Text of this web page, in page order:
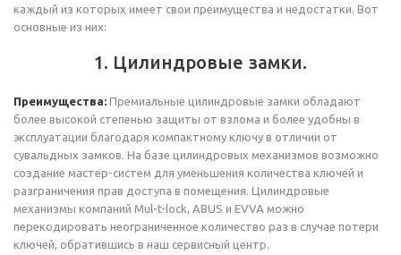
каждый из которых имеет свои преимущества и недостатки. Вот
основные из них:
1. Цилиндровые замки.
Преимущества: Премиальные цилиндровые замки обладают
более высокой степенью защиты от взлома и более удобны в
эксплуатации благодаря компактному ключу в отличии от
сувальдных замков. На базе цилиндровых механизмов возможно
создание мастер-систем для уменьшения количества ключей и
разграничения прав доступа в помещения. Цилиндровые
механизмы компаний Mul-t-lock, ABUS и EVVA можно
перекодировать неограниченное количество раз в случае потери
ключей, обратившись в наш сервисный центр.